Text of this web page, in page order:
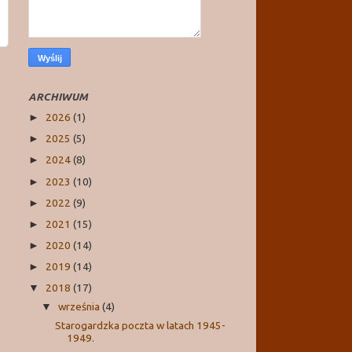
ARCHIWUM
► 2026 (1)
► 2025 (5)
► 2024(8)
► 2023 (10)
► 2022 (9)
► 2021 (15)
► 2020 (14)
► 2019 (14)
▼ 2018 (17)
▼września(4)
Starogardzka poczta w latach 1945-
1949.